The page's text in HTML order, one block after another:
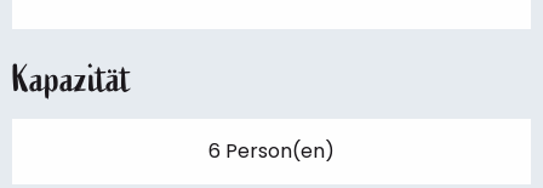
Kapazität
6 Person(en)